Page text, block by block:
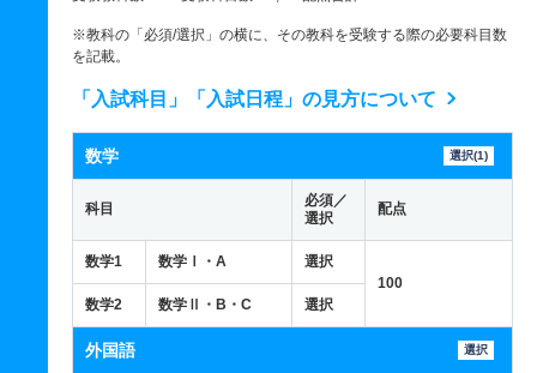
※教科の「必須/選択」の横に、その教科を受験する際の必要科目数
を記載。
「入試科目」「入試日程」の見方について
数学 選択(1)
科目
必須／
選択
配点
数学1 数学Ⅰ・A
選択
100
数学2
数学Ⅱ・B・C 選択
外国語 選択